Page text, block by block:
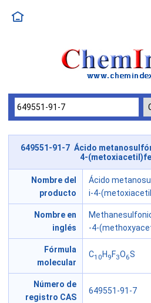
649551-91-7 Ácido
4-
Nombre del
producto
Ácido
i-4-
Nombre en
inglés
-4-
Fórmula
molecular
C10 H 9 F3O6S
Número de
registro CAS
649551-91-7